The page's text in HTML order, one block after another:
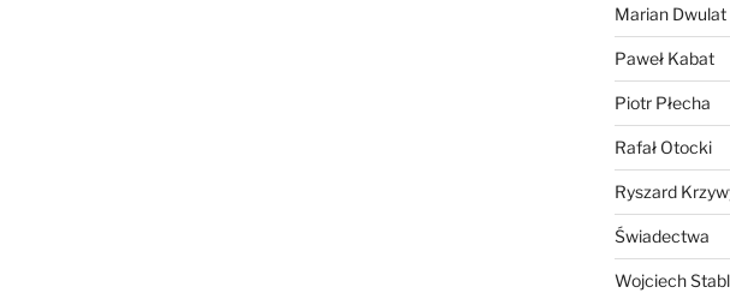
Marian Dwulat
Paweł Kabat
Piotr Płecha
Rafał Otocki
Ryszard
Świadectwa
Wojciech